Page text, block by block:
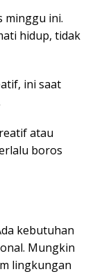
minggu ini.
hidup, tidak
ini saat
atau
boros
kebutuhan
Mungkin
lingkungan